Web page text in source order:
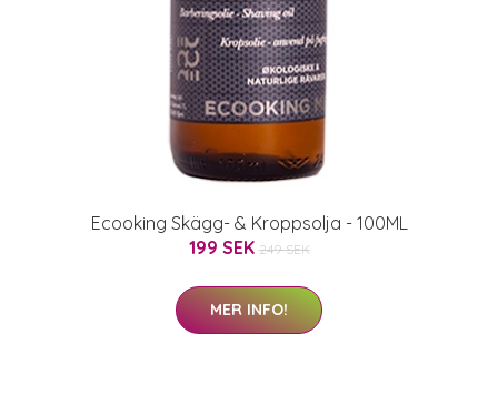
Ecooking Skägg- & Kroppsolja - 100ML
199 SEK 249 SEK
MER INFO!